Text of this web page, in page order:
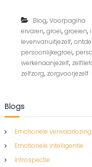
Blog, Voorpagina
ervaren, groei, groeien,
levenvanuitjezelf,
persoonlijkegroei,
werkenaanjezelf,
zelfzorg, zorgvoorjezelf
Blogs
Emotionele
Emotionele intelligentie
Introspectie